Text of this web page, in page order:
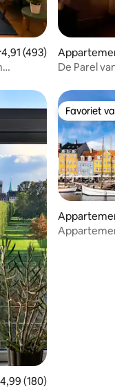
beoordeling
4,91 (493)
De Parel
beoordeling
4,99 (180)
Favoriet
Favoriet